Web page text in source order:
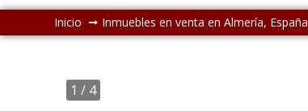
Inicio Inmuebles en venta en Almería, España
1 / 4